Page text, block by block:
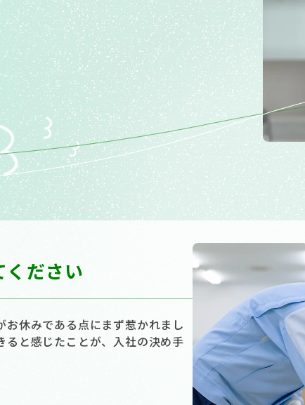
ください
休みである点にまず惹かれまし
と感じたことが、入社の決め手